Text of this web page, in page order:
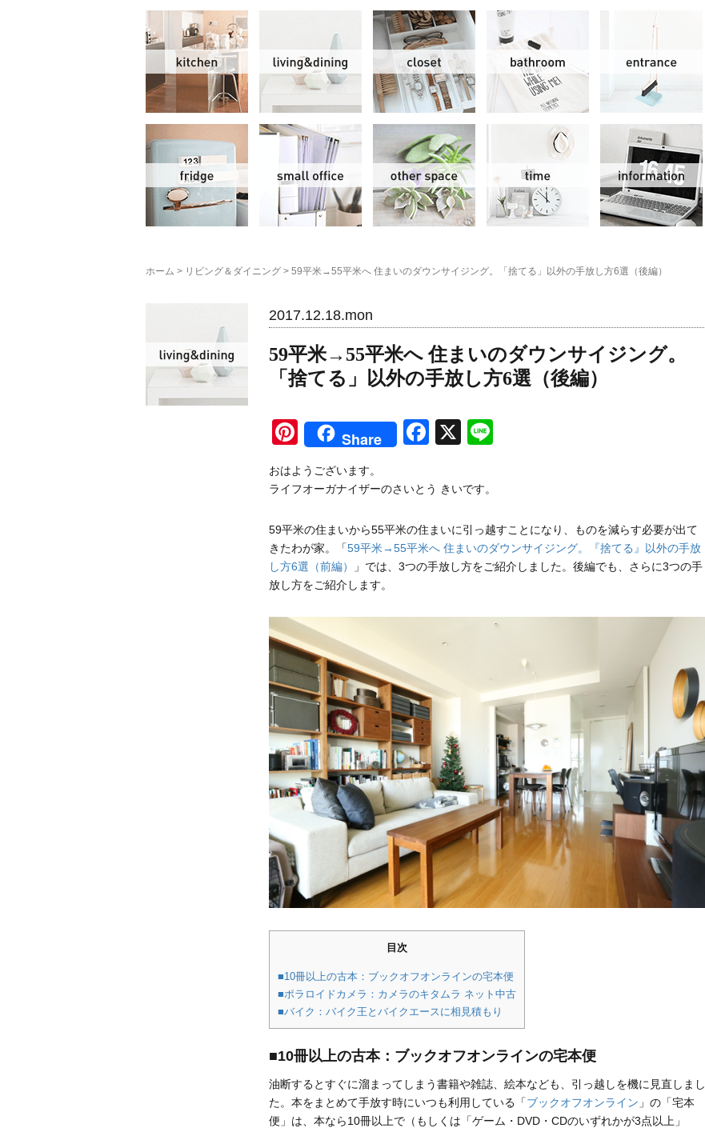
リビング＆ダイニング クローゼット
冷蔵庫 スモールオフィス
ホーム > リビング＆ダイニング > 59平米→55平米へ 住まいのダウンサイジング。「捨てる」以外の手放し方6選（後編）
リビング＆ダイニング
2017.12.18.mon
59平米→55平米へ 住まいのダウンサイジング。
「捨てる」以外の手放し方6選（後編）
Pinterest
Share Facebook
X
おはようございます。
ライフオーガナイザーのさいとう きいです。
59平米の住まいから55平米の住まいに引っ越すことになり、ものを減らす必要が出て
きたわが家。「59平米→55平米へ 住まいのダウンサイジング。『捨てる』以外の手放
し方6選（前編）
」では、3つの手放し方をご紹介しました。後編でも、さらに3つの手
放し方をご紹介します。
目次
■10冊以上の古本：ブックオフオンラインの宅本便
■ポラロイドカメラ：カメラのキタムラ ネット中古
■バイク：バイク王とバイクエースに相見積もり
■10冊以上の古本：ブックオフオンラインの宅本便
油断するとすぐに溜まってしまう書籍や雑誌、絵本なども、引っ越しを機に見直しまし
た。本をまとめて手放す時にいつも利用している「ブックオフオンライン 」の「宅本
便」は、本なら10冊以上で（もしくは「ゲーム・DVD・CDのいずれかが3点以上」